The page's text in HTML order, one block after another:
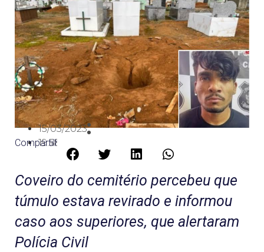
15/03/2023
19:58
Compartilhe:
Coveiro do cemitério percebeu que
túmulo estava revirado e informou
caso aos superiores, que alertaram
Polícia Civil